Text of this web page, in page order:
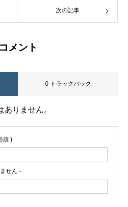
次の記事
コメント
0 トラックバック
りません。
須 )
せん -